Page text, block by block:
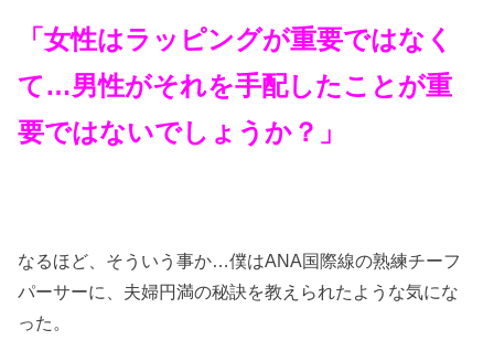
「女性はラッピングが重要ではなく
て…男性がそれを手配したことが重
要ではないでしょうか？」
なるほど、そういう事か…僕はANA国際線の熟練チーフ
パーサーに、夫婦円満の秘訣を教えられたような気にな
った。